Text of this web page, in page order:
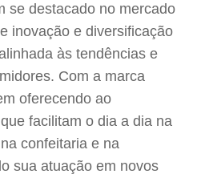
se destacado no mercado
inovação e diversificação
às tendências e
Com a marca
oferecendo ao
facilitam o dia a dia na
confeitaria e na
sua atuação em novos